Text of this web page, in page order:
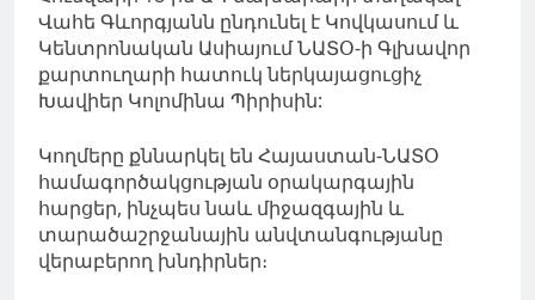
Վահե Գևորգյանն ընդունել է Կովկասում և
Կենտրոնական Ասիայում ՆԱՏՕ-ի Գլխավոր
քարտուղարի հատուկ ներկայացուցիչ
Խավիեր Կոլոմինա Պիրիսին:
Կողմերը քննարկել են Հայաստան-ՆԱՏՕ
համագործակցության օրակարգային
հարցեր, ինչպես նաև միջազգային և
տարածաշրջանային անվտանգությանը
վերաբերող խնդիրներ։